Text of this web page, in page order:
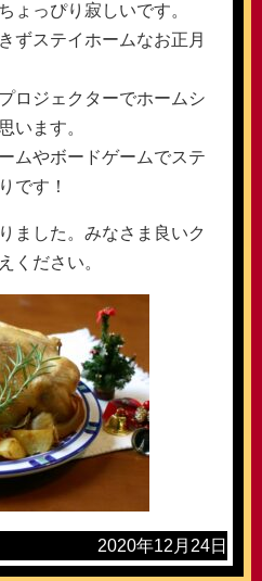
ょっぴり寂しいです。
ずステイホームなお正月
ロジェクターでホームシ
います。
ムやボードゲームでステ
です！
ました。みなさま良いク
ください。
2020年12月24日